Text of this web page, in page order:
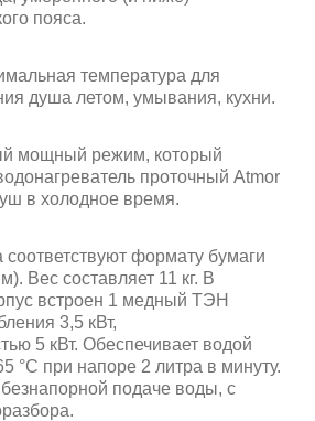
пояса.
температура для
душа летом, умывания, кухни.
мощный режим, который
проточный Atmor
в холодное время.
формату бумаги
Вес составляет 11 кг. В
встроен 1 медный ТЭН
3,5 кВт,
5 кВт. Обеспечивает водой
°С при напоре 2 литра в минуту.
подаче воды, с